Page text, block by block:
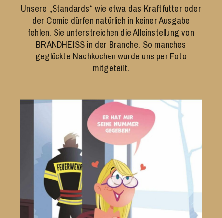
Unsere „Standards“ wie etwa das Kraftfutter oder
der Comic dürfen natürlich in keiner Ausgabe
fehlen. Sie unterstreichen die Alleinstellung von
BRANDHEISS in der Branche. So manches
geglückte Nachkochen wurde uns per Foto
mitgeteilt.